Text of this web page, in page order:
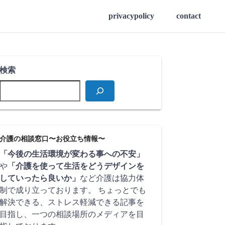
privacypolicy contact
検索
介護の相談窓口〜お役立ち情報〜
「今後の生活環境が変わる事への不安」
や 「介護を使って生活をどうデザインを
していったら良いか」 など介護は協力体
制で成り立っております。 ちょっとでも
解決できる、ストレス軽減できる記事を
目指し、一つの相談場所のメディアを目